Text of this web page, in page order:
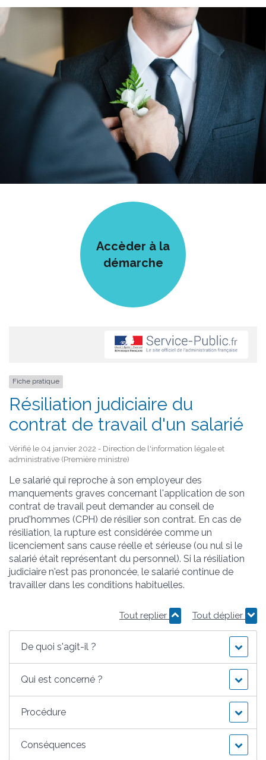
Accèder à la
démarche
Fiche pratique
Résiliation judiciaire du
contrat de travail d'un salarié
Vérifié le 04 janvier 2022 - Direction de l'information légale et
administrative (Première ministre)
Le salarié qui reproche à son employeur des
manquements graves concernant l'application de son
contrat de travail peut demander au conseil de
prud'hommes (CPH) de résilier son contrat. En cas de
résiliation, la rupture est considérée comme un
licenciement sans cause réelle et sérieuse (ou nul si le
salarié était représentant du personnel). Si la résiliation
judiciaire n'est pas prononcée, le salarié continue de
travailler dans les conditions habituelles.
Tout replier Tout déplier
De quoi s'agit-il ?
Qui est concerné ?
Procédure
Conséquences